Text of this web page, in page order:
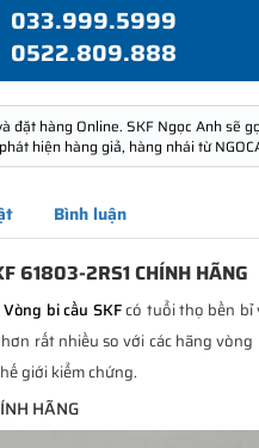
033.999.5999
0522.809.888
đặt hàng Online. SKF Ngọc Anh sẽ
hiện hàng giả, hàng nhái từ
Bình luận
61803-2RS1 CHÍNH HÃNG
Vòng bi cầu SKFcó tuổi thọ bền bỉ
rất nhiều so với các hãng
giới kiểm chứng.
HÃNG